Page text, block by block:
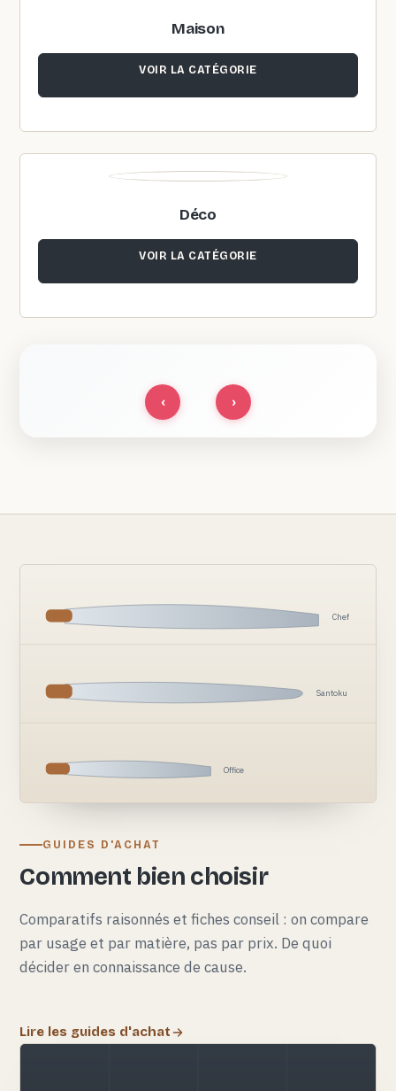
Maison
VOIR LA CATÉGORIE
Déco
VOIR LA CATÉGORIE
‹ ›
Chef
Santoku
Office
GUIDES D'ACHAT
Comment bien choisir
Comparatifs raisonnés et fiches conseil : on compare
par usage et par matière, pas par prix. De quoi
décider en connaissance de cause.
Lire les guides d'achat